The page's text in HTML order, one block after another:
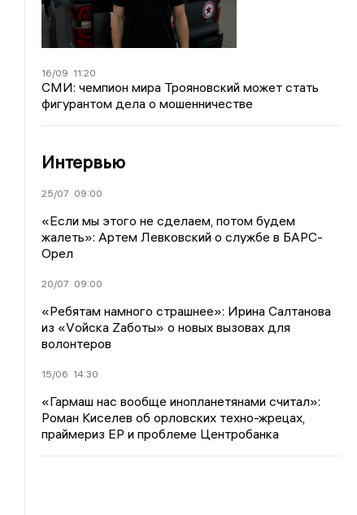
16/09 11:20
СМИ: чемпион мира Трояновский может стать
фигурантом дела о мошенничестве
Интервью
25/07 09:00
«Если мы этого не сделаем, потом будем
жалеть»: Артем Левковский о службе в БАРС-
Орел
20/07 09:00
«Ребятам намного страшнее»: Ирина Салтанова
из «Vойска Zаботы» о новых вызовах для
волонтеров
15/06 14:30
«Гармаш нас вообще инопланетянами считал»:
Роман Киселев об орловских техно-жрецах,
праймериз ЕР и проблеме Центробанка